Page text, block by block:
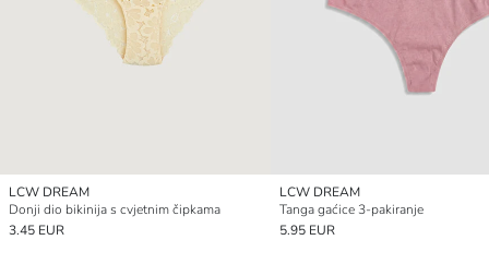
LCW DREAM
Donji dio bikinija s cvjetnim čipkama
3.45 EUR
LCW DREAM
Tanga gaćice 3-pakiranje
5.95 EUR